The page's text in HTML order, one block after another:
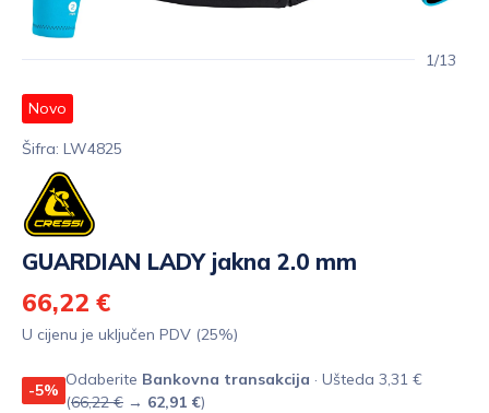
1/13
Novo
Šifra: LW4825
GUARDIAN LADY jakna 2.0 mm
66,22 €
U cijenu je uključen PDV (25%)
-5%
Odaberite Bankovna transakcija · Ušteda 3,31 €
(66,22 € → 62,91 €)